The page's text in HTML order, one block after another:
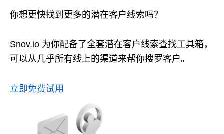
你想更快找到更多的潜在客户线索吗？
Snov.io 为你配备了全套潜在客户线索查找工具箱，
可以从几乎所有线上的渠道来帮你搜罗客户。
立即免费试用